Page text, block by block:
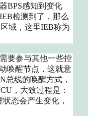
BPS感知到变化
检测到了，那么
域，这里IEB称为
要参与其他一些控
唤醒节点，这就意
总线的唤醒方式，
，大致过程是：
态会产生变化，